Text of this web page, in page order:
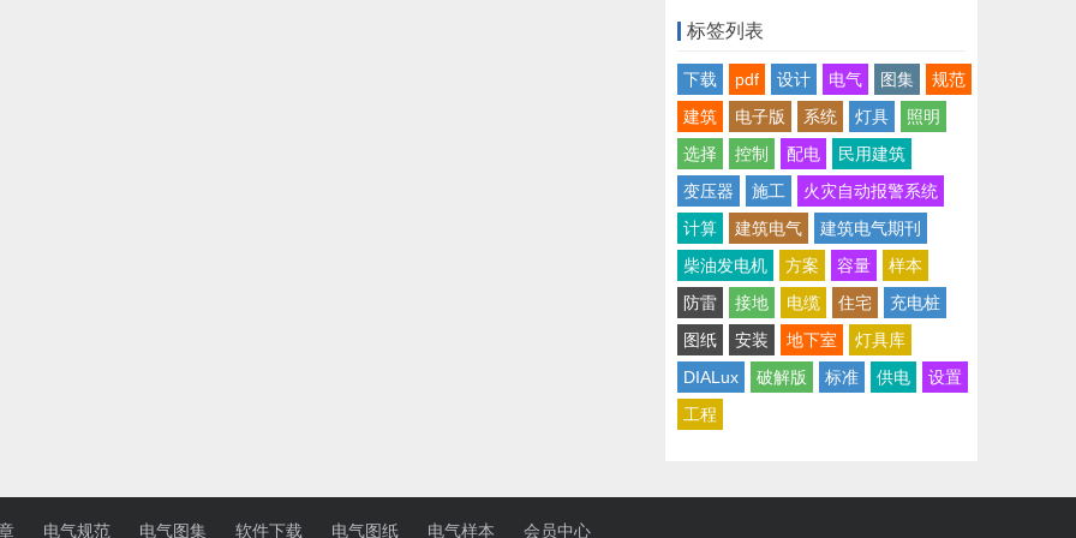
标签列表
下载 pdf 设计 电气 图集
规范
建筑
电子版 系统 灯具
照明
选择
控制 配电
民用建筑
变压器
施工
火灾自动报警系统
计算
建筑电气
建筑电气期刊
柴油发电机
方案 容量
样本
防雷
接地 电缆 住宅
充电桩
图纸
安装 地下室
灯具库
DIALux
破解版 标准 供电
设置
工程
电气规范 电气图集 软件下载 电气图纸 电气样本 会员中心